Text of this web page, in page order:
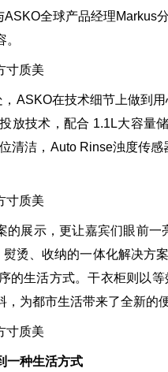
全球产品经理Markus
在技术细节上做到
放技术，配合 1.1L大容量
清洁，Auto Rinse浊度传
示，更让嘉宾们眼前一
烫、收纳的一体化解决方
的生活方式。干衣柜则以
为都市生活带来了全新的
一种生活方式